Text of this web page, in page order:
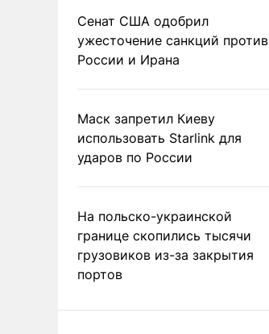
Сенат США одобрил
ужесточение санкций против
России и Ирана
Маск запретил Киеву
использовать Starlink для
ударов по России
На польско-украинской
границе скопились тысячи
грузовиков из-за закрытия
портов